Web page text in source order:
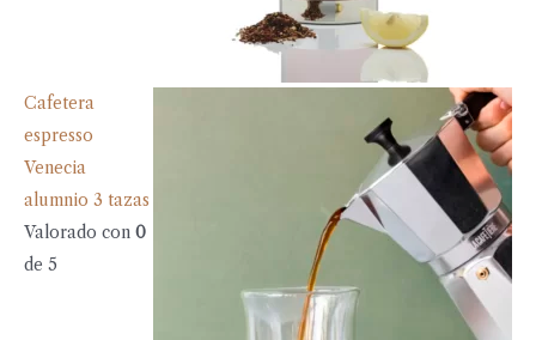
Cafetera
espresso
Venecia
alumnio 3 tazas
Valorado con 0
de 5